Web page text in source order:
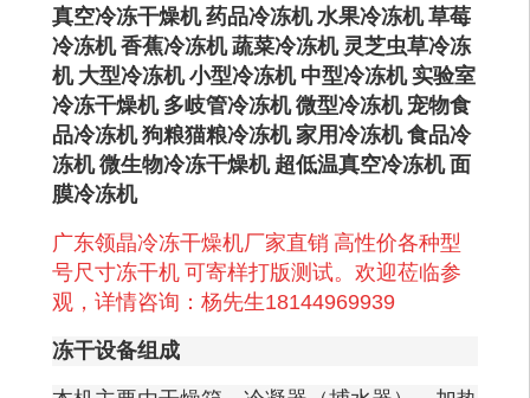
真空冷冻干燥机 药品冷冻机 水果冷冻机 草莓
冷冻机 香蕉冷冻机 蔬菜冷冻机 灵芝虫草冷冻
机 大型冷冻机 小型冷冻机 中型冷冻机 实验室
冷冻干燥机 多岐管冷冻机 微型冷冻机 宠物食
品冷冻机 狗粮猫粮冷冻机 家用冷冻机 食品冷
冻机 微生物冷冻干燥机 超低温真空冷冻机 面
膜冷冻机
广东领晶冷冻干燥机厂家直销 高性价各种型
号尺寸冻干机 可寄样打版测试。欢迎莅临参
观，详情咨询：杨先生18144969939
冻干设备组成